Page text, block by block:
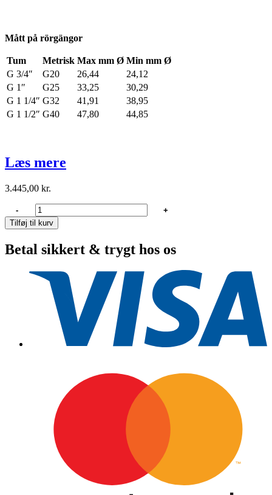
Mått på rörgängor
Tum Metrisk Max mm Ø Min mm Ø
G 3/4″
G20 26,44
24,12
G 1″
G25 33,25
30,29
G 1 1/4″ G32 41,91
38,95
G 1 1/2″ G40 47,80 44,85
Læs mere
3.445,00 kr.
Maestrini
Sjövattenfilter
1
SS
-
+
Tilføj til kurv
Betal sikkert & trygt hos os